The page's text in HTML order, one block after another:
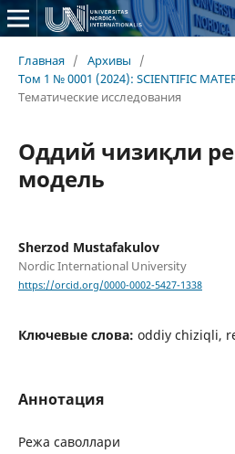
Главная / Архивы
/
Том 1 № 0001 (2024): SCIENTIFIC
Тематические исследования
Оддий чизиқли
модель
Sherzod Mustafakulov
Nordic International University
https://orcid.org/0000-0002-5427-1338
Ключевые слова: oddiy chiziqli,
Аннотация
Режа саволлари